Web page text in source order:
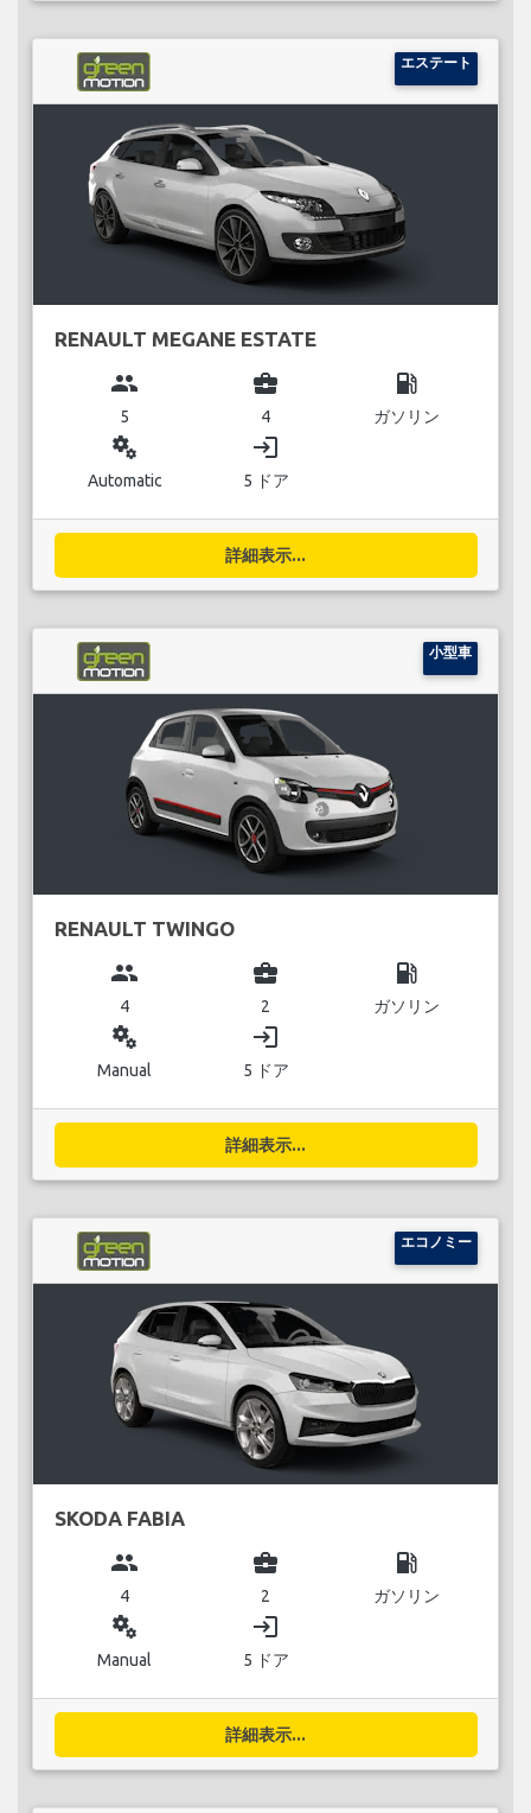
エステート
RENAULT MEGANE ESTATE
group
5
business_center
4
local_gas_station
ガソリン
miscellaneous_services
Automatic
login
5 ドア
詳細表示...
小型車
RENAULT TWINGO
group
4
business_center
2
local_gas_station
ガソリン
miscellaneous_services
Manual
login
5 ドア
詳細表示...
エコノミー
SKODA FABIA
group
4
business_center
2
local_gas_station
ガソリン
miscellaneous_services
Manual
login
5 ドア
詳細表示...